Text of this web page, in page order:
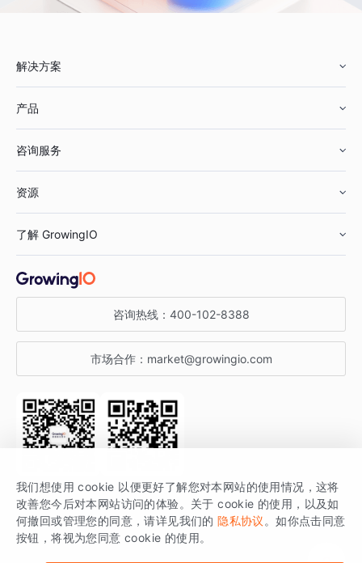
解决方案
鞋服行业
汽车行业
金融行业
产品
智能运营
获客分析
咨询服务
资源
增长公开课
增长博客
开发者文档
SDK 文档
场景指南
了解 GrowingIO
关于 GrowingIO
增长大会
行业活动
咨询热线： 400-102-8388
市场合作： market@growingio.com
关注公众号 获取更多干货
GrowingIO 是专注于数据智能分析与增长的品牌，核心平台为 GrowingIO
分析云。
我们想使用 cookie 以便更好了解您对本网站的使用情况，这将
改善您今后对本网站访问的体验。关于 cookie 的使用，以及如
何撤回或管理您的同意，请详见我们的 隐私协议 。如你点击同意
按钮，将视为您同意 cookie 的使用。